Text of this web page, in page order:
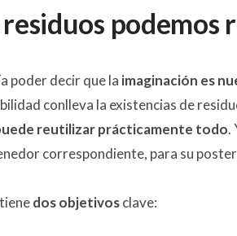
residuos
poder decir que la imaginación es
conlleva la existencias de
reutilizar prácticamente todo.
correspondiente, para su
dos objetivosclave: